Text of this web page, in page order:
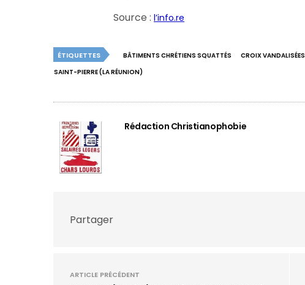
Source :l’info.re
ÉTIQUETTES BÂTIMENTS CHRÉTIENS SQUATTÉS CROIX VANDALISÉES
SAINT-PIERRE (LA RÉUNION)
Rédaction Christianophobie
Partager
ARTICLE PRÉCÉDENT